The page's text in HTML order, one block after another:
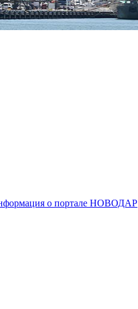
о портале НОВОДАР